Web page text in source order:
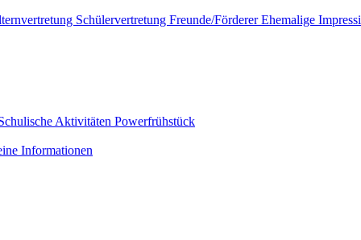
Schülervertretung Freunde/FördererEhemalige
Aktivitäten Powerfrühstück
Informationen